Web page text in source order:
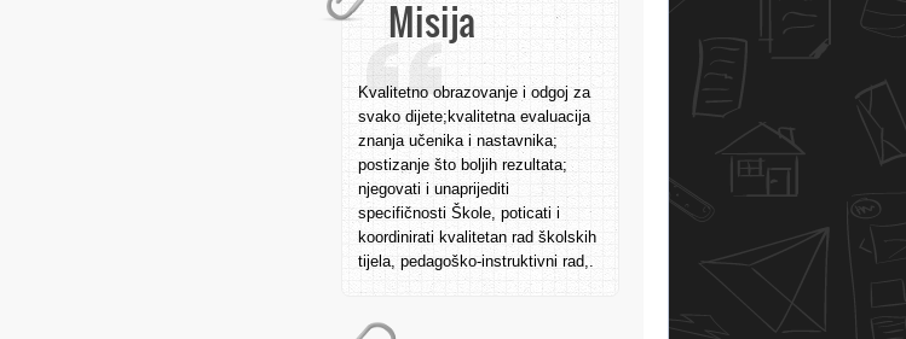
Misija
Kvalitetno obrazovanje i odgoj za
svako dijete;kvalitetna evaluacija
znanja učenika i nastavnika;
postizanje što boljih rezultata;
njegovati i unaprijediti
specifičnosti Škole, poticati i
koordinirati kvalitetan rad školskih
tijela, pedagoško-instruktivni rad,.